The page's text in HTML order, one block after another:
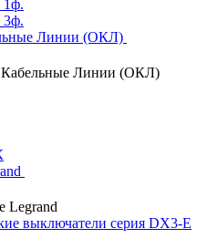
1ф.
3ф.
Линии (ОКЛ)
Кабельные Линии (ОКЛ)
Legrand
выключатели серия DX3-E